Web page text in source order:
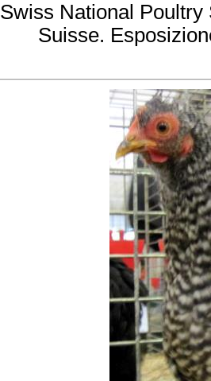
Swiss National
Suisse.